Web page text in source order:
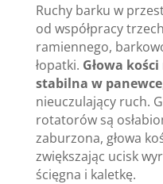
Ruchy barku w
od współpracy
ramiennego,
łopatki. Głowa
stabilna w panewce
nieuczulający ruch.
rotatorów są
zaburzona, głowa
zwiększając ucisk
ścięgna i kaletkę.